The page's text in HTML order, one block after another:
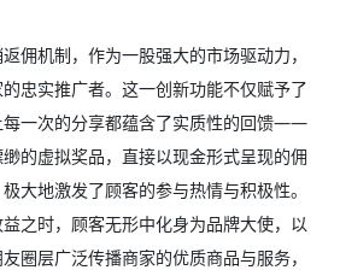
佣机制，作为一股强大的市场驱动力，
忠实推广者。这一创新功能不仅赋予了
每一次的分享都蕴含了实质性的回馈——
的虚拟奖品，直接以现金形式呈现的佣
大地激发了顾客的参与热情与积极性。
之时，顾客无形中化身为品牌大使，以
圈层广泛传播商家的优质商品与服务，